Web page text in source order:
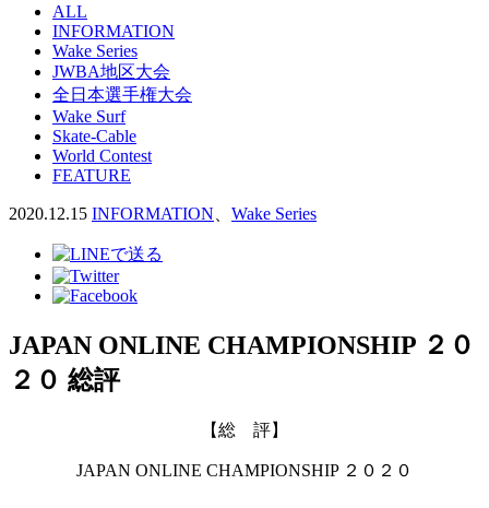
ALL
INFORMATION
Wake Series
JWBA地区大会
全日本選手権大会
Wake Surf
Skate-Cable
World Contest
FEATURE
2020.12.15 INFORMATION Wake Series
JAPAN ONLINE CHAMPIONSHIP ２０
２０ 総評
【総 評】
JAPAN ONLINE CHAMPIONSHIP ２０２０